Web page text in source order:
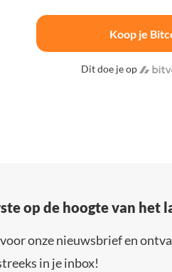
Koop je
Dit doe je op
op de hoogte van het
onze nieuwsbrief en
in je inbox!